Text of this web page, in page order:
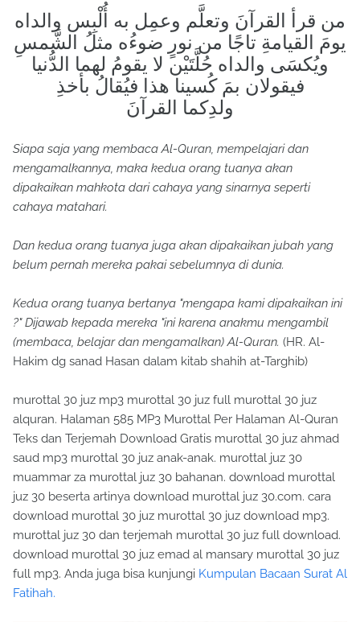
من قرأ القرآنَ وتعلَّم وعمِل به أُلْبِس والداه
يومَ القيامةِ تاجًا من نورٍ ضوءُه مثلُ الشَّمسِ
ويُكسَى والداه حُلَّتَيْن لا يقومُ لهما الدُّنيا
فيقولان بمَ كُسينا هذا فيُقالُ بأخذِ
ولدِكما القرآنَ
Siapa saja yang membaca Al-Quran, mempelajari dan
mengamalkannya, maka kedua orang tuanya akan
dipakaikan mahkota dari cahaya yang sinarnya seperti
cahaya matahari.
Dan kedua orang tuanya juga akan dipakaikan jubah yang
belum pernah mereka pakai sebelumnya di dunia.
Kedua orang tuanya bertanya "mengapa kami dipakaikan ini
?" Dijawab kepada mereka "ini karena anakmu mengambil
(membaca, belajar dan mengamalkan) Al-Quran. (HR. Al-
Hakim dg sanad Hasan dalam kitab shahih at-Targhib)
murottal 30 juz mp3 murottal 30 juz full murottal 30 juz
alquran. Halaman 585 MP3 Murottal Per Halaman Al-Quran
Teks dan Terjemah Download Gratis murottal 30 juz ahmad
saud mp3 murottal 30 juz anak-anak. murottal juz 30
muammar za murottal juz 30 bahanan. download murottal
juz 30 beserta artinya download murottal juz 30.com. cara
download murottal 30 juz murottal 30 juz download mp3.
murottal juz 30 dan terjemah murottal 30 juz full download.
download murottal 30 juz emad al mansary murottal 30 juz
full mp3. Anda juga bisa kunjungi Kumpulan Bacaan Surat Al
Fatihah.